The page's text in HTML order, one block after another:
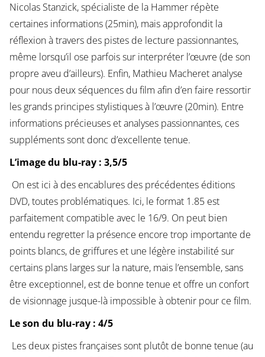
Nicolas Stanzick, spécialiste de la Hammer répète
certaines informations (25min), mais approfondit la
réflexion à travers des pistes de lecture passionnantes,
même lorsqu’il ose parfois sur interpréter l’œuvre (de son
propre aveu d’ailleurs). Enfin, Mathieu Macheret analyse
pour nous deux séquences du film afin d’en faire ressortir
les grands principes stylistiques à l’œuvre (20min). Entre
informations précieuses et analyses passionnantes, ces
suppléments sont donc d’excellente tenue.
L’image du blu-ray : 3,5/5
On est ici à des encablures des précédentes éditions
DVD, toutes problématiques. Ici, le format 1.85 est
parfaitement compatible avec le 16/9. On peut bien
entendu regretter la présence encore trop importante de
points blancs, de griffures et une légère instabilité sur
certains plans larges sur la nature, mais l’ensemble, sans
être exceptionnel, est de bonne tenue et offre un confort
de visionnage jusque-là impossible à obtenir pour ce film.
Le son du blu-ray : 4/5
Les deux pistes françaises sont plutôt de bonne tenue (au